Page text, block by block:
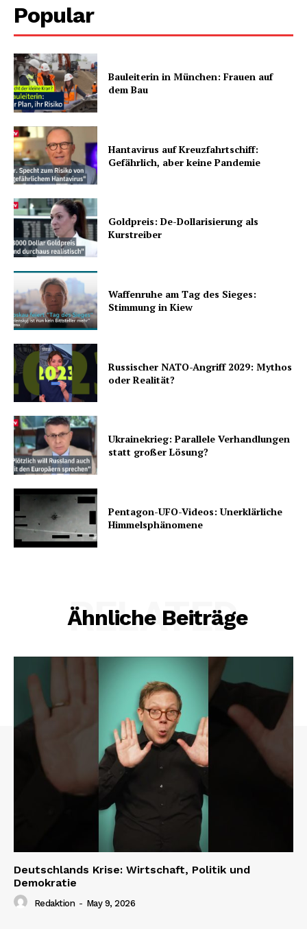
Popular
Bauleiterin in München: Frauen auf
dem Bau
Hantavirus auf Kreuzfahrtschiff:
Gefährlich, aber keine Pandemie
Goldpreis: De-Dollarisierung als
Kurstreiber
Waffenruhe am Tag des Sieges:
Stimmung in Kiew
Russischer NATO-Angriff 2029: Mythos
oder Realität?
Ukrainekrieg: Parallele Verhandlungen
statt großer Lösung?
Pentagon-UFO-Videos: Unerklärliche
Himmelsphänomene
Ähnliche Beiträge
RELATED
Deutschlands Krise: Wirtschaft, Politik und
Demokratie
Redaktion - May 9, 2026